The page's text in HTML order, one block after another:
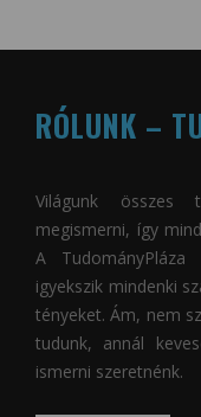
RÓLUNK –
Világunk összes
megismerni, így
A TudományPláza
igyekszik mindenki
tényeket. Ám, nem
tudunk, annál
ismerni szeretnénk.